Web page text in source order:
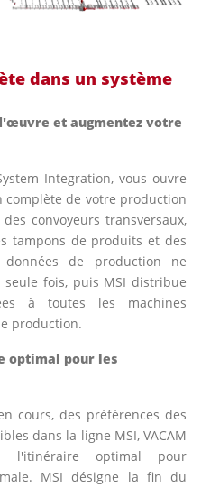
dans un système
et augmentez votre
Integration, vous ouvre
complète de votre production
convoyeurs transversaux,
tampons de produits et des
de production ne
fois, puis MSI distribue
à toutes les machines
production.
optimal pour les
cours, des préférences des
dans la ligne MSI, VACAM
l'itinéraire optimal pour
MSI désigne la fin du